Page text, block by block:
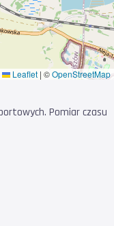
Leaflet | ©OpenStreetMap
Pomiar czasu